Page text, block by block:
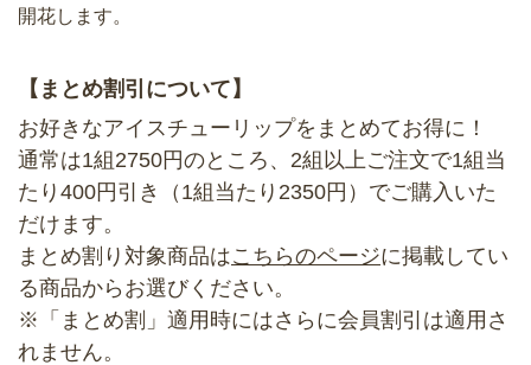
開花します。
【まとめ割引について】
お好きなアイスチューリップをまとめてお得に！
通常は1組2750円のところ、2組以上ご注文で1組当
たり400円引き（1組当たり2350円）でご購入いた
だけます。
まとめ割り対象商品はこちらのページに掲載してい
る商品からお選びください。
※「まとめ割」適用時にはさらに会員割引は適用さ
れません。